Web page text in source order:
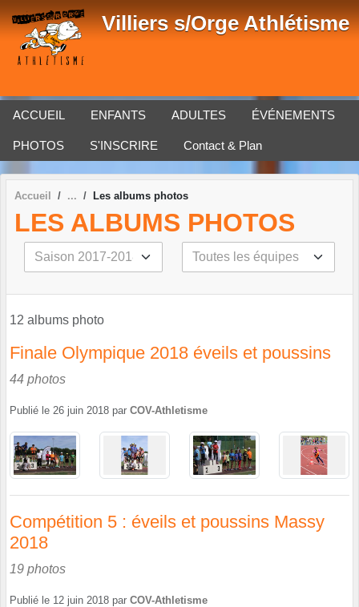
Villiers s/Orge Athlétisme
ACCUEIL ENFANTS ADULTES ÉVÉNEMENTS
PHOTOS S'INSCRIRE Contact & Plan
Accueil Les albums photos
LES ALBUMS PHOTOS
12 albums photo
Finale Olympique 2018 éveils et poussins
44 photos
Publié le 26 juin 2018 par COV-Athletisme
Compétition 5 : éveils et poussins Massy
2018
19 photos
Publié le 12 juin 2018 par COV-Athletisme
Panneau de gestion des cookies